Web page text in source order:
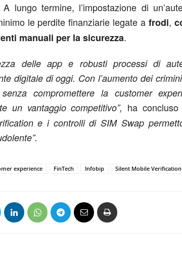
A lungo termine, l’impostazione di
le perdite finanziarie legate a frodi,
manuali per la sicurezza.
delle app e robusti processi di
digitale di oggi. Con l’aumento dei
compromettere la customer
un vantaggio competitivo”, ha concluso
e i controlli di SIM Swap
”.
experience FinTech Infobip Silent Mobile Verification